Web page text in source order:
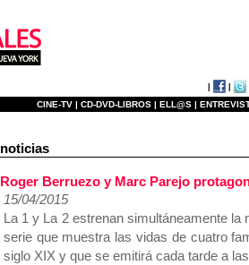
CINE-TV | CD-DVD-LIBROS | ELL@S |
noticias
Roger Berruezo y Marc Parejo
15/04/2015
La 1 y La 2 estrenan simultáneamente la
serie que muestra las vidas de cuatro
siglo XIX y que se emitirá cada tarde a